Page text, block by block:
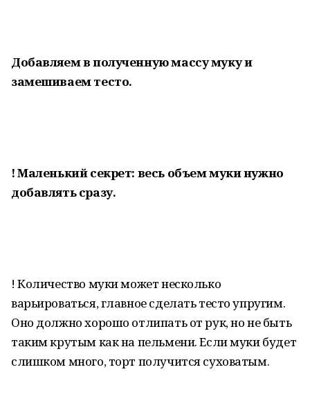
Добавляем в полученную массу муку и
замешиваем тесто.
! Маленький секрет: весь объем муки нужно
добавлять сразу.
! Количество муки может несколько
варьироваться, главное сделать тесто упругим.
Оно должно хорошо отлипать от рук, но не быть
таким крутым как на пельмени. Если муки будет
слишком много, торт получится суховатым.